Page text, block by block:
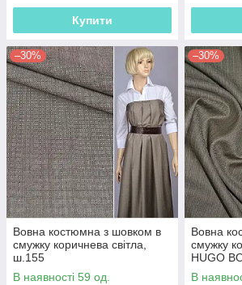
Купити
–30%
Вовна костюмна з шовком в
смужку коричнева світла,
ш.155
В наявності 59 од.
–30%
Вовна
смужку
HUGO
В